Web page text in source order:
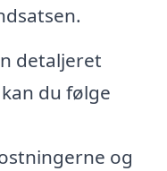
detaljeret
du følge
og